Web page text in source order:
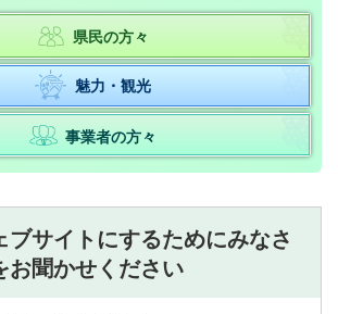
県民の方々
魅力・観光
事業者の方々
ブサイトにするためにみなさ
お聞かせください